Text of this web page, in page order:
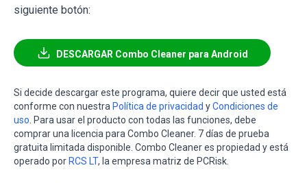
siguiente botón:
DESCARGAR Combo Cleaner para Android
Si decide descargar este programa, quiere decir que usted está
conforme con nuestra Política de privacidad yCondiciones de
uso . Para usar el producto con todas las funciones, debe
comprar una licencia para Combo Cleaner. 7 días de prueba
gratuita limitada disponible. Combo Cleaner es propiedad y está
operado por RCS LT, la empresa matriz de PCRisk.